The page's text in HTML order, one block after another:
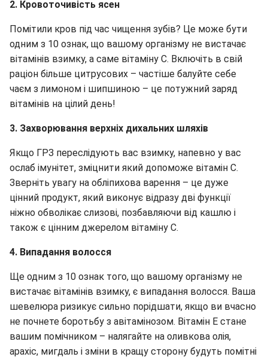
2. Кровоточивість ясен
Помітили кров під час чищення зубів? Це може бути
одним з 10 ознак, що вашому організму не вистачає
вітамінів взимку, а саме вітаміну С. Включіть в свій
раціон більше цитрусових – частіше балуйте себе
чаєм з лимоном і шипшиною – це потужний заряд
вітамінів на цілий день!
3. Захворювання верхніх дихальних шляхів
Якщо ГРЗ переслідують вас взимку, напевно у вас
ослаб імунітет, зміцнити який допоможе вітамін С.
Зверніть увагу на обліпихова варення – це дуже
цінний продукт, який виконує відразу дві функції
ніжно обволікає слизові, позбавляючи від кашлю і
також є цінним джерелом вітаміну С.
4. Випадання волосся
Ще одним з 10 ознак того, що вашому організму не
вистачає вітамінів взимку, є випадання волосся. Ваша
шевелюра ризикує сильно порідшати, якщо ви вчасно
не почнете боротьбу з авітамінозом. Вітамін Е стане
вашим помічником – налягайте на оливкова олія,
арахіс, мигдаль і зміни в кращу сторону будуть помітні